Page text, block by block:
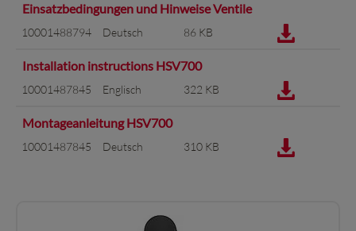
Einsatzbedingungen und Hinweise Ventile
10001488794 Deutsch 86 KB
Installation instructions HSV700
10001487845 Englisch 322 KB
Montageanleitung HSV700
10001487845 Deutsch 310 KB